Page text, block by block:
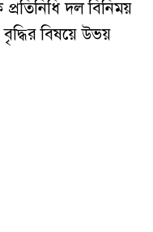
প্রতিনিধি দল বিনিময়
বিষয়ে উভয়